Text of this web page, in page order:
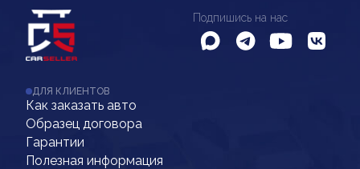
Подпишись на нас
ДЛЯ КЛИЕНТОВ
Как заказать авто
Образец договора
Гарантии
Полезная информация